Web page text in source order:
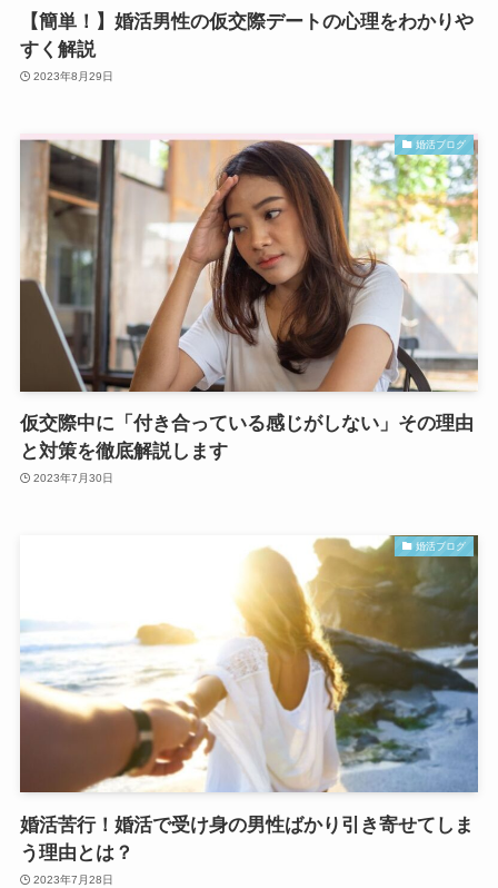
【簡単！】婚活男性の仮交際デートの心理をわかりや
すく解説
2023年8月29日
婚活ブログ
仮交際中に「付き合っている感じがしない」その理由
と対策を徹底解説します
2023年7月30日
婚活ブログ
婚活苦行！婚活で受け身の男性ばかり引き寄せてしま
う理由とは？
2023年7月28日